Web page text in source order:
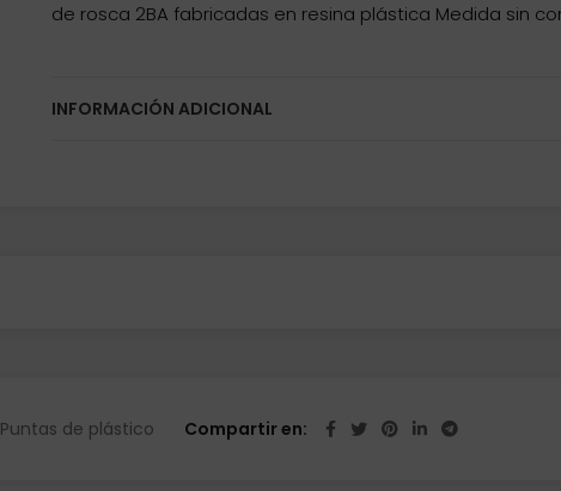
de rosca 2BA fabricadas en resina plástica Medida sin
INFORMACIÓN ADICIONAL
Puntas de plástico Compartir en